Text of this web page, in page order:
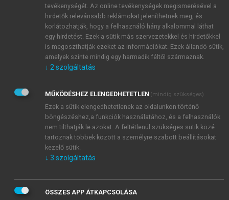
JELSZÓ ÚJRA
Kérek értesítést a MeRSZ újdonságairól, akcióiról.
Kérek értesítést az Akadémiai Kiadó Zrt. újdonságairól,
Adatkezelési tájékoztatóbanfoglaltakat tudomásul
veszem és elfogadom.
Általános vásárlási feltételeket, valamint a szotar.netés a
mersz.huoldalak licencszerződéseiben foglaltakat
tudomásul veszem és elfogadom.
KIPRÓBÁLOM
tevékenységét. Az online tevékenységek megismerésével a
hirdetők relevánsabb reklámokat jeleníthetnek meg, és
korlátozhatják, hogy a felhasználó hány alkalommal láthat
egy hirdetést. Ezek a sütik más szervezetekkel és hirdetőkkel
is megoszthatják ezeket az információkat. Ezek állandó sütik,
amelyek szinte mindig egy harmadik féltől származnak.
↓ 2 szolgáltatás
MŰKÖDÉSHEZ ELENGEDHETETLEN (mindig szükséges)
Ezek a sütik elengedhetetlenek az oldalunkon történő
böngészéshez,a funkciók használatához, és a felhasználók
nem tilthatják le azokat. A feltétlenül szükséges sütik közé
tartoznak többek között a személyre szabott beállításokat
kezelő sütik.
↓ 3 szolgáltatás
ÖSSZES APP ÁTKAPCSOLÁSA